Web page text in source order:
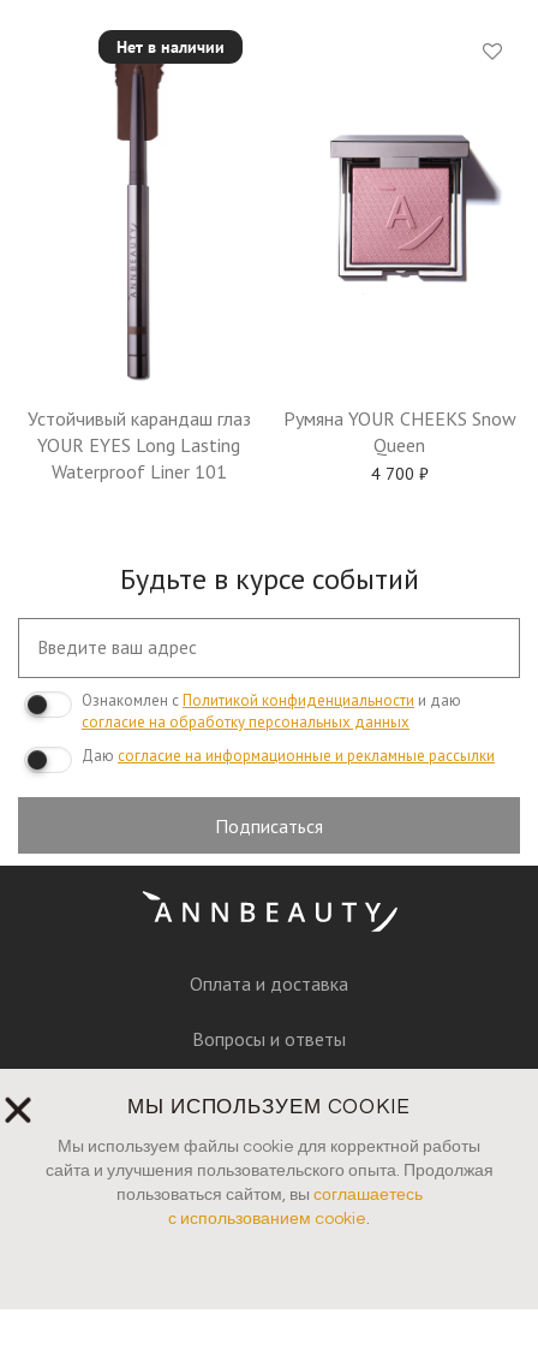
Нет в наличии
Устойчивый карандаш глаз
YOUR EYES Long Lasting
Waterproof Liner 101
Румяна YOUR CHEEKS Snow
Queen
4 700 ₽
Будьте в курсе событий
Ознакомлен сПолитикой конфиденциальности и даю
согласие на обработку персональных данных
Даю согласие на информационные и рекламные рассылки
Подписаться
Оплата и доставка
Вопросы и ответы
Руководство по уходу
Пресса
Контакты
МЫ ИСПОЛЬЗУЕМ COOKIE
Мы используем файлы cookie для корректной работы
сайта и улучшения пользовательского опыта. Продолжая
пользоваться сайтом, вы соглашаетесь
с использованием cookie.